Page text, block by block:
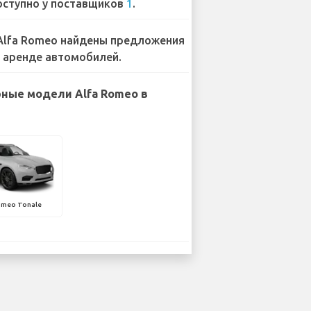
у поставщиков 1 .
Romeo найдены предложения
аренде автомобилей.
модели Alfa Romeo в
Tonale